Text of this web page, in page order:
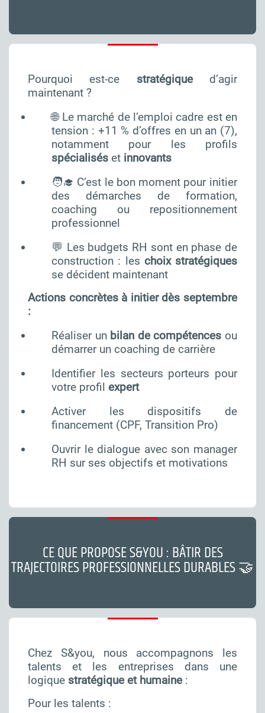
Pourquoi est-ce stratégique d’agir
maintenant ?
🌐 Le marché de l’emploi cadre est en
tension : +11 % d’offres en un an (7),
notamment pour les profils
spécialisés et innovants
🧑‍🎓 C’est le bon moment pour initier
des démarches de formation,
coaching ou repositionnement
professionnel
💬 Les budgets RH sont en phase de
construction : les choix stratégiques
se décident maintenant
Actions concrètes à initier dès septembre
:
Réaliser un bilan de compétences ou
démarrer un coaching de carrière
Identifier les secteurs porteurs pour
votre profil expert
Activer les dispositifs de
financement (CPF, Transition Pro)
Ouvrir le dialogue avec son manager
RH sur ses objectifs et motivations
CE QUE PROPOSE S&YOU : BÂTIR DES
TRAJECTOIRES PROFESSIONNELLES DURABLES 🤝
Chez S&you, nous accompagnons les
talents et les entreprises dans une
logique stratégique et humaine:
Pour les talents :